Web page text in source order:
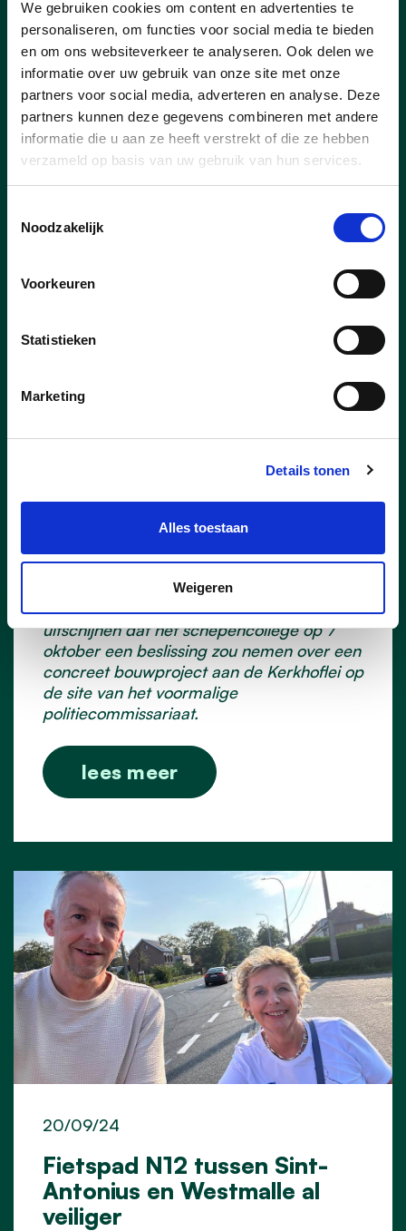
We gebruiken cookies om content en advertenties te
personaliseren, om functies voor social media te bieden
en om ons websiteverkeer te analyseren. Ook delen we
informatie over uw gebruik van onze site met onze
partners voor social media, adverteren en analyse. Deze
partners kunnen deze gegevens combineren met andere
informatie die u aan ze heeft verstrekt of die ze hebben
verzameld op basis van uw gebruik van hun services.
Noodzakelijk
Voorkeuren
Statistieken
Marketing
Details tonen
Alles toestaan
Weigeren
tewerkstelling worden gecombineerd.
lees meer
Een aantrekkelijk en ruim
plein als bruisend hart van
Sint-Antonius: Ja, natuurlijk!
oppositiepartij Heerlijk Zoersel voor
ongerustheid bij heel wat mensen van Sint-
Antonius. In die petitie liet men immers
uitschijnen dat het schepencollege op 7
oktober een beslissing zou nemen over een
concreet bouwproject aan de Kerkhoflei op
de site van het voormalige
politiecommissariaat.
lees meer
Fietspad N12 tussen Sint-
Antonius en Westmalle al
veiliger
20/09/24